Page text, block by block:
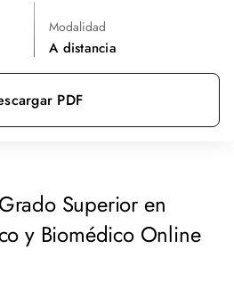
Modalidad
A distancia
PDF
Superior en
y Biomédico Online